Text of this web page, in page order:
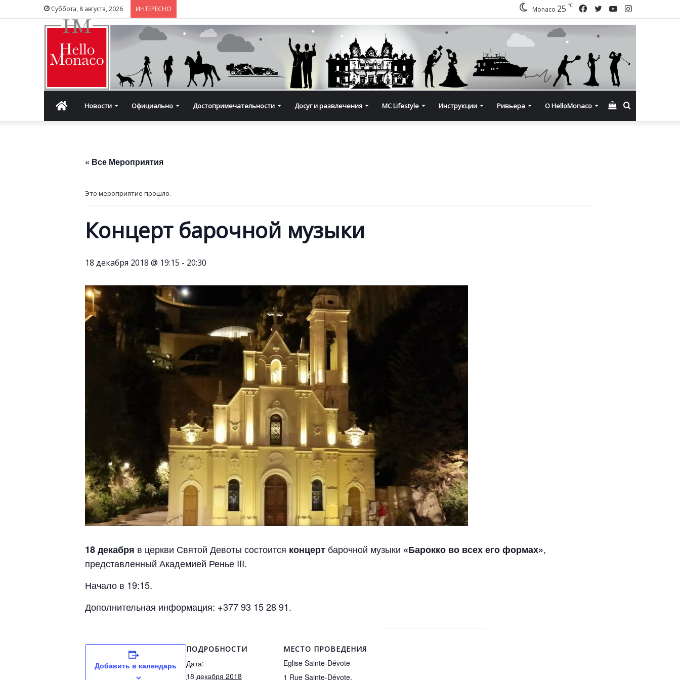
Суббота, 8 августа, 2026 ИНТЕРЕСНО Instagram
YouTube
Twitter
Facebook
Monaco 25 ℃
ГлавнаяНовости Официально Достопримечательности Досуг и развлечения MC Lifestyle Инструкции Ривьера О HelloMonaco Смотреть
« Все Мероприятия
Это мероприятие прошло.
Концерт барочной музыки
18 декабря 2018 @ 19:15 - 20:30
18 декабря в церкви Святой Девоты состоится концерт барочной музыки «Барокко во всех его формах»,
представленный Академией Ренье III.
Начало в 19:15.
Дополнительная информация: +377 93 15 28 91.
Добавить в календарь
ПОДРОБНОСТИ
Дата:
18 декабря 2018
МЕСТО ПРОВЕДЕНИЯ
Eglise Sainte-Dévote
1 Rue Sainte-Dévote,